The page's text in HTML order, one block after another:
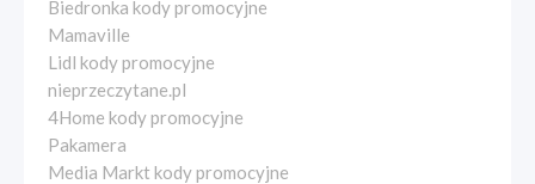
Biedronka kody promocyjne
Mamaville
Lidl kody promocyjne
nieprzeczytane.pl
4Home kody promocyjne
Pakamera
Media Markt kody promocyjne